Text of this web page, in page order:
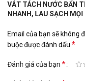
VẮT TÁCH NƯỚC BẨN
NHANH, LAU SẠCH MỌI
Email của bạn sẽ không
buộc được đánh dấu *
Đánh giá của bạn *